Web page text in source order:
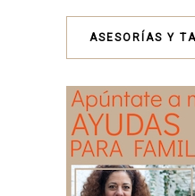
ASESORÍAS Y